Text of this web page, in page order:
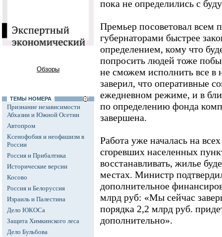
Обзоры
ТЕМЫ НОМЕРА
Признание независимости
Абхазии и Южной Осетии
Автопром
Ксенофобия и неофашизм в
России
Россия и Прибалтика
Исторические версии
Косово
Россия и Белоруссия
Израиль и Палестина
Дело ЮКОСа
Защита Химкинского леса
Дело Бульбова
пока не определились с
Премьер посоветовал всем
губернаторами быстрее
определением, кому что
попросить людей тоже
не сможем исполнить все
заверил, что оперативные
ежедневном режиме, и в
по определению фонда
завершена.
Работа уже началась на
сгоревших населенных
восстанавливать, жилье
местах. Министр
дополнительное
млрд руб: «Мы сейчас
порядка 2,2 млрд руб.
дополнительно».